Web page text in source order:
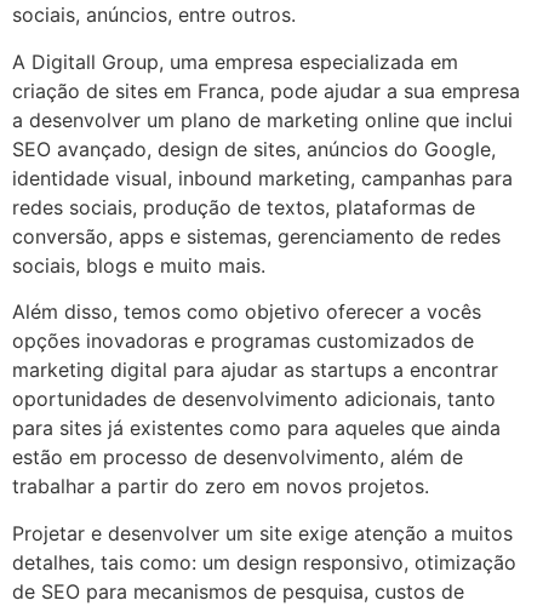
sociais, anúncios, entre outros.
A Digitall Group, uma empresa especializada em
criação de sites em Franca, pode ajudar a sua empresa
a desenvolver um plano de marketing online que inclui
SEO avançado, design de sites, anúncios do Google,
identidade visual, inbound marketing, campanhas para
redes sociais, produção de textos, plataformas de
conversão, apps e sistemas, gerenciamento de redes
sociais, blogs e muito mais.
Além disso, temos como objetivo oferecer a vocês
opções inovadoras e programas customizados de
marketing digital para ajudar as startups a encontrar
oportunidades de desenvolvimento adicionais, tanto
para sites já existentes como para aqueles que ainda
estão em processo de desenvolvimento, além de
trabalhar a partir do zero em novos projetos.
Projetar e desenvolver um site exige atenção a muitos
detalhes, tais como: um design responsivo, otimização
de SEO para mecanismos de pesquisa, custos de